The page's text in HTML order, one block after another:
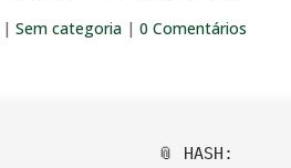
| Sem categoria | 0 Comentários
📎 HASH: